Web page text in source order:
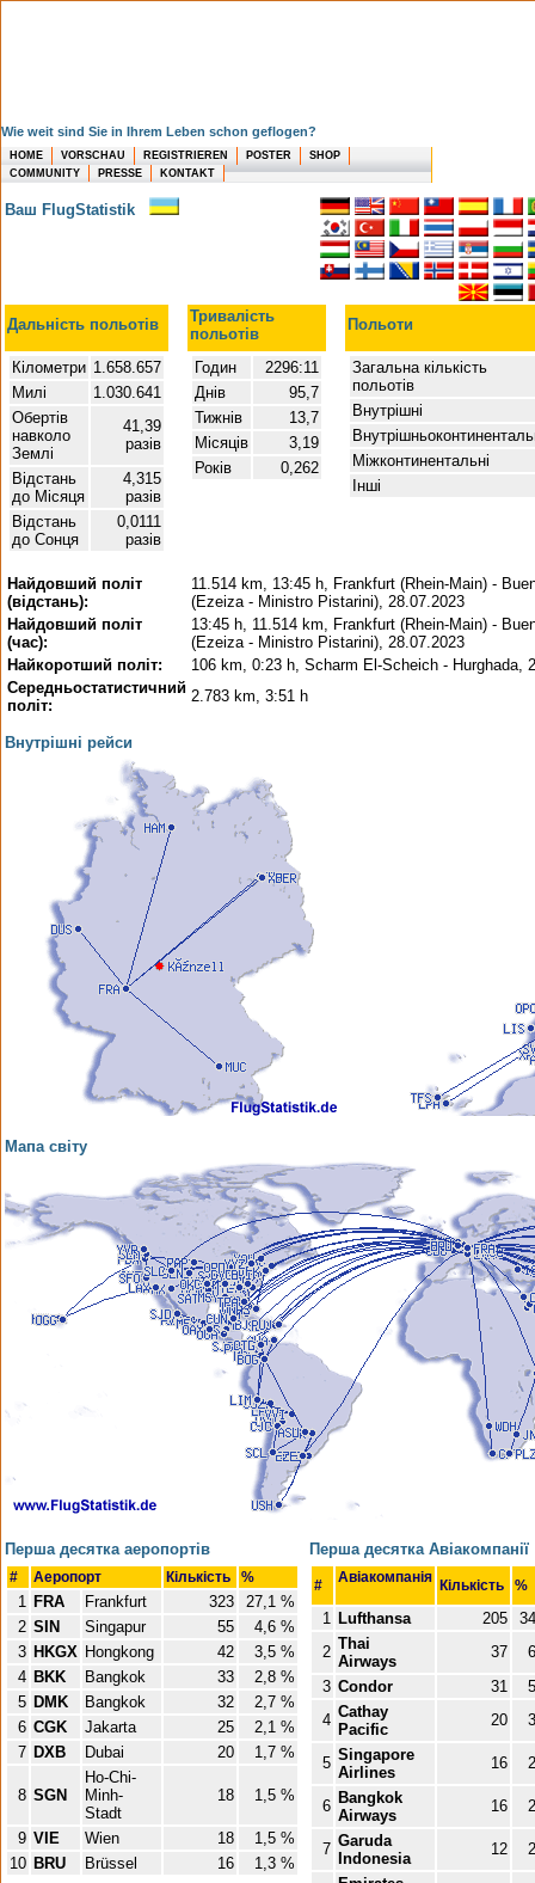
Wie weit sind Sie in Ihrem Leben schon geflogen?
HOME VORSCHAU REGISTRIEREN POSTER
SHOP
COMMUNITY
PRESSE KONTAKT
Ваш FlugStatistik
Дальність польотів
Тривалість
польотів
Польоти
Кілометри 1.658.657
Милі
1.030.641
Обертів
навколо
Землі
41,39
разів
Відстань
до Місяця
4,315
разів
Відстань
до Сонця
0,0111
разів
Годин
2296:11
Днів
95,7
Тижнів
13,7
Місяців
3,19
Років
0,262
Загальна кількість
польотів
Внутрішні
Міжконтинентальні
Інші
Найдовший політ
(відстань):
11.514 km, 13:45 h, Frankfurt (Rhein-Main) -
(Ezeiza - Ministro Pistarini), 28.07.2023
Найдовший політ
(час):
13:45 h, 11.514 km, Frankfurt (Rhein-Main) -
(Ezeiza - Ministro Pistarini), 28.07.2023
Найкоротший політ:
106 km, 0:23 h, Scharm El-Scheich - Hurghada,
Середньостатистичний
політ:
2.783 km, 3:51 h
Внутрішні рейси
Мапа світу
Перша десятка аеропортів
# Аеропорт Кількість %
1 FRA Frankfurt 323
27,1 %
2 SIN Singapur 55
4,6 %
3 HKGX Hongkong 42
3,5 %
4 BKK Bangkok 33
2,8 %
5 DMK Bangkok 32
2,7 %
6 CGK Jakarta 25
2,1 %
7 DXB Dubai 20 1,7 %
8 SGN
Ho-Chi-
Minh-
Stadt
18 1,5 %
9 VIE Wien 18
1,5 %
10 BRU Brüssel 16 1,3 %
Перша десятка Авіакомпанії
# Авіакомпанія Кількість %
1 Lufthansa 205
2 Thai
Airways
37
3 Condor 31
4 Cathay
Pacific
20
5 Singapore
Airlines
16
6 Bangkok
Airways
16
7 Garuda
Indonesia
12